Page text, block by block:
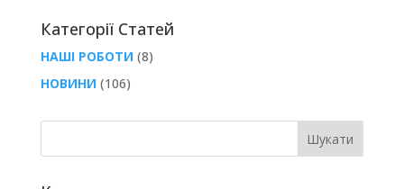
Категорії Статей
НАШІ РОБОТИ(8)
НОВИНИ(106)